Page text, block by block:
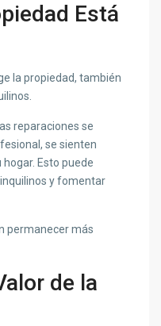
Está
la propiedad, también
reparaciones se
se sienten
Esto puede
y fomentar
permanecer más
de la